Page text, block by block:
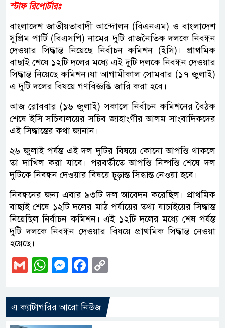
স্টাফ রিপোর্টারঃ
বাংলাদেশ জাতীয়তাবাদী আন্দোলন (বিএনএম) ও বাংলাদেশ
সুপ্রিম পার্টি (বিএসপি) নামের দুটি রাজনৈতিক দলকে নিবন্ধন
দেওয়ার সিদ্ধান্ত নিয়েছে নির্বাচন কমিশন (ইসি)। প্রাথমিক
বাছাই শেষে ১২টি দলের মধ্যে এই দুটি দলকে নিবন্ধন দেওয়ার
সিদ্ধান্ত নিয়েছে কমিশন।যা আগামীকাল সোমবার (১৭ জুলাই)
এ দুটি দলের বিষয়ে গণবিজ্ঞপ্তি জারি করা হবে।
আজ রোববার (১৬ জুলাই) সকালে নির্বাচন কমিশনের বৈঠক
শেষে ইসি সচিবালয়ের সচিব জাহাংগীর আলম সাংবাদিকদের
এই সিদ্ধান্তের কথা জানান।
২৬ জুলাই পর্যন্ত এই দল দুটির বিষয়ে কোনো আপত্তি থাকলে
তা দাখিল করা যাবে। পরবর্তীতে আপত্তি নিষ্পত্তি শেষে দল
দুটিকে নিবন্ধন দেওয়ার বিষয়ে চূড়ান্ত সিদ্ধান্ত নেওয়া হবে।
নিবন্ধনের জন্য এবার ৯৩টি দল আবেদন করেছিল। প্রাথমিক
বাছাই শেষে ১২টি দলের মাঠ পর্যায়ের তথ্য যাচাইয়ের সিদ্ধান্ত
নিয়েছিল নির্বাচন কমিশন। এই ১২টি দলের মধ্যে শেষ পর্যন্ত
দুটি দলকে নিবন্ধন দেওয়ার বিষয়ে প্রাথমিক সিদ্ধান্ত নেওয়া
হয়েছে।
GmailWhatsApp
Messenger
Facebook
এ ক্যাটাগরির আরো নিউজ